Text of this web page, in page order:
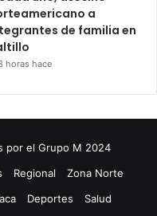
a
de familia en
horas hace
por el Grupo M 2024
Regional
Zona Norte
Deportes
Salud